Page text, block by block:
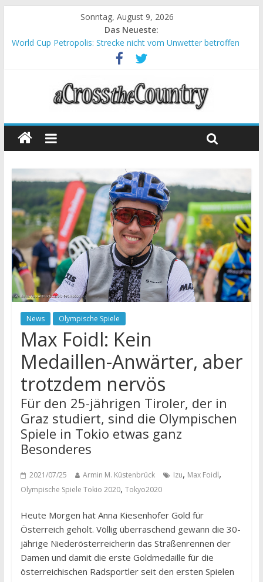
Sonntag, August 9, 2026
Das Neueste:
World Cup Petropolis: Strecke nicht vom Unwetter betroffen
Krumbach und Obergessertshausen: Mountainbike-Bundesliga
Supercup Massi Banyoles: Siege für Carod und Richards
Halbzeit beim Andalucia Bike Race: Weltmeister Seewald führt
Chelva: Schweizer Doppelsieg beim ersten XCO-Rennen der
News Olympische Spiele
Max Foidl: Kein
Medaillen-Anwärter, aber
trotzdem nervös
Für den 25-jährigen Tiroler, der in
Graz studiert, sind die Olympischen
Spiele in Tokio etwas ganz
Besonderes
2021/07/25 Armin M. Küstenbrück Izu, Max Foidl,
Olympische Spiele Tokio 2020, Tokyo2020
Heute Morgen hat Anna Kiesenhofer Gold für
Österreich geholt. Völlig überraschend gewann die 30-
jährige Niederösterreicherin das Straßenrennen der
Damen und damit die erste Goldmedaille für die
österreichischen Radsportler seit den ersten Spielen